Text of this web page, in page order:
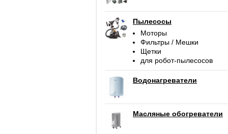
Пылесосы
Моторы
Фильтры / Мешки
Щетки
для робот-пылесосов
Водонагреватели
Масляные обогреватели